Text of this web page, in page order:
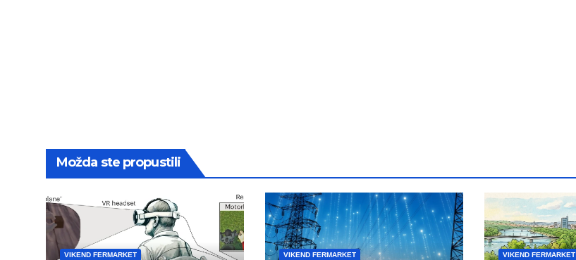
Možda ste propustili
VIKEND FERMARKET VIKEND FERMARKET VIKEND FERMARKET